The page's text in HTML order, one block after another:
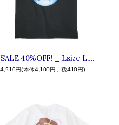
SALE 40%OFF! _ Lsize L.I.F.E #6 BLRT ◆ LIVE IN FAB EARTH リブインファブアース : 半袖アースTシャツ Sumi
4,510円(本体4,100円、税410円)